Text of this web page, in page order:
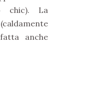
chic). La
anche